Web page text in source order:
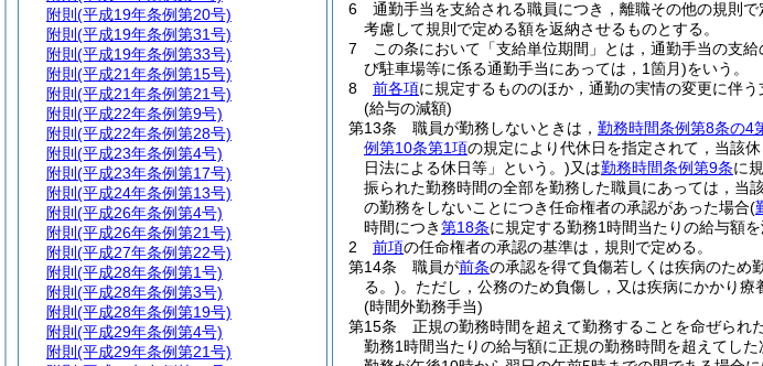
6
通勤手当を支給される職員につき，離職その他の規則
考慮して規則で定める額を返納させるものとする。
7
この条において「支給単位期間」とは，通勤手当の支
び駐車場等に係る通勤手当にあっては，1箇月)をいう。
8
前各項に規定するもののほか，通勤の実情の変更に伴
(給与の減額)
第13条
職員が勤務しないときは， 勤務時間条例第8条の4
例第10条第1項の規定により代休日を指定されて，当該
日法による休日等」という。)又は勤務時間条例第9条に
振られた勤務時間の全部を勤務した職員にあっては，当
の勤務をしないことにつき任命権者の承認があった場合(
時間につき第18条に規定する勤務1時間当たりの給与額を
2
前項の任命権者の承認の基準は，規則で定める。
第14条
職員が前条の承認を得て負傷若しくは疾病のため
る。)。 ただし，公務のため負傷し，又は疾病にかかり療
(時間外勤務手当)
第15条
正規の勤務時間を超えて勤務することを命ぜられ
勤務1時間当たりの給与額に正規の勤務時間を超えてし
附則 (平成19年条例第20号)
附則 (平成19年条例第31号)
附則 (平成19年条例第33号)
附則 (平成21年条例第15号)
附則 (平成21年条例第21号)
附則 (平成22年条例第9号)
附則 (平成22年条例第28号)
附則 (平成23年条例第4号)
附則 (平成23年条例第17号)
附則 (平成24年条例第13号)
附則 (平成26年条例第4号)
附則 (平成26年条例第21号)
附則 (平成27年条例第22号)
附則 (平成28年条例第1号)
附則 (平成28年条例第3号)
附則 (平成28年条例第19号)
附則 (平成29年条例第4号)
附則 (平成29年条例第21号)